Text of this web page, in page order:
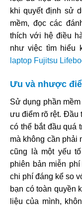
khi quyết định sử
mềm, đọc các
thích với hệ điều
như việc tìm hiểu
laptop Fujitsu
Ưu và nhược
Sử dụng phần
ưu điểm rõ rệt. Đầu
có thể bắt đầu quá
mà không cần phải
cũng là một yếu
phiên bản miễn
chi phí đáng kể so
bạn có toàn quyền
liệu của mình,